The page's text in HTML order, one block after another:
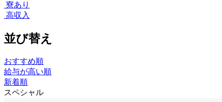
寮あり
高収入
並び替え
おすすめ順
給与が高い順
新着順
スペシャル